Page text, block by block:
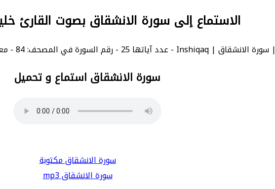
الاستماع إلى سورة الانشقاق بصوت القارئ
| سورة الانشقاق | Inshiqaq - عدد آياتها 25 - رقم السورة في المصحف: 84 - معنى السورة بالإنجليزية: The Rending Asunde.
سورة الانشقاق استماع و تحميل
سورة الانشقاق مكتوبة
سورة الانشقاق mp3